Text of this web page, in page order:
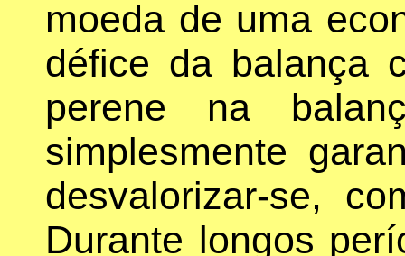
moeda de uma
défice da balança
perene na
simplesmente
desvalorizar-se,
Durante longos